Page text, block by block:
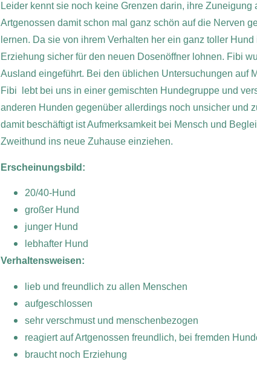
Leider kennt sie noch keine Grenzen darin, ihre
Artgenossen damit schon mal ganz schön auf die Nerven
lernen. Da sie von ihrem Verhalten her ein ganz toller
Erziehung sicher für den neuen Dosenöffner lohnen. Fibi
Ausland eingeführt. Bei den üblichen Untersuchungen auf
Fibi lebt bei uns in einer gemischten Hundegruppe und
anderen Hunden gegenüber allerdings noch unsicher und
damit beschäftigt ist Aufmerksamkeit bei Mensch und
Zweithund ins neue Zuhause einziehen.
Erscheinungsbild:
20/40-Hund
großer Hund
junger Hund
lebhafter Hund
Verhaltensweisen:
lieb und freundlich zu allen Menschen
aufgeschlossen
sehr verschmust und menschenbezogen
reagiert auf Artgenossen freundlich, bei fremden
braucht noch Erziehung